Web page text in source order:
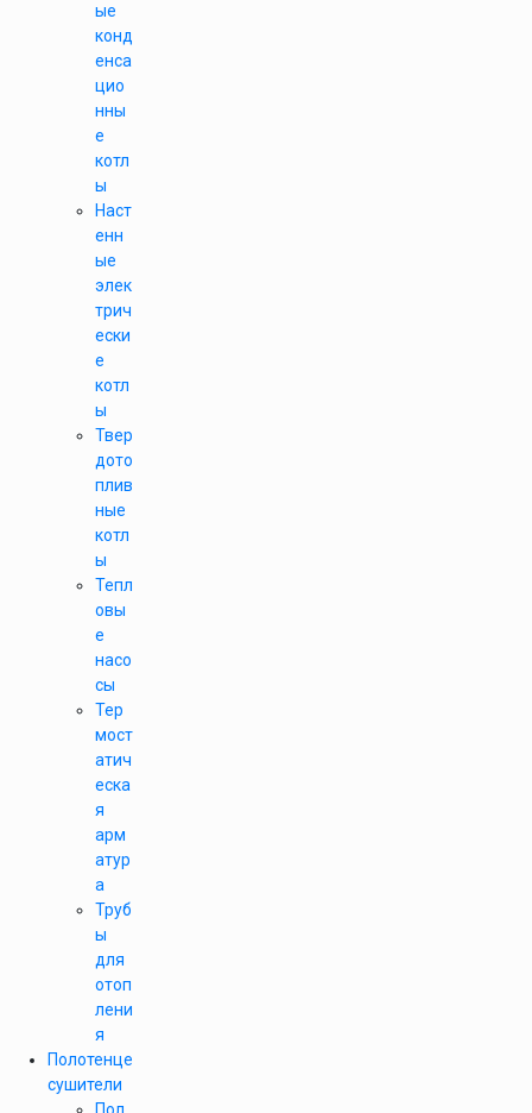
ые
конд
енса
цио
нны
е
котл
ы
Наст
енн
ые
элек
трич
ески
е
котл
ы
Твер
дото
плив
ные
котл
ы
Тепл
овы
е
насо
сы
Тер
мост
атич
еска
я
арм
атур
а
Труб
ы
для
отоп
лени
я
Полотенце
сушители